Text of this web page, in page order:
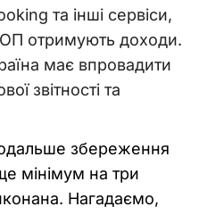
та інші сервіси,
отримують доходи.
має впровадити
звітності та
збереження
мінімум на три
Нагадаємо,